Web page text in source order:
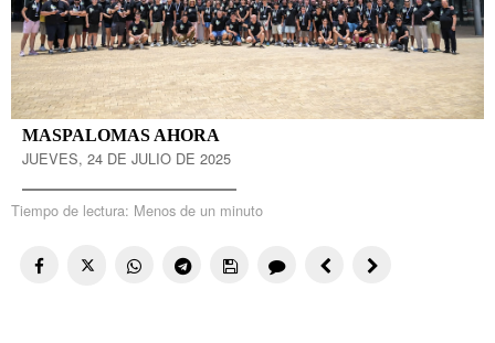
MASPALOMAS AHORA
JUEVES, 24 DE JULIO DE 2025
Tiempo de lectura: Menos de un minuto